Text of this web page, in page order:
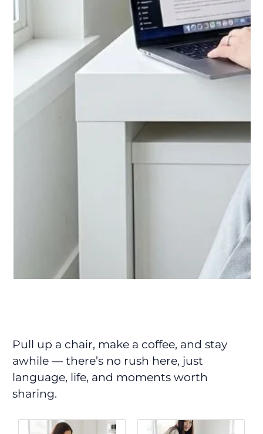
Pull up a chair, make a coffee, and stay
awhile — there’s no rush here, just
language, life, and moments worth
sharing.